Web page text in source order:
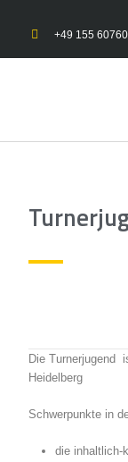
+49 155
Die Turnerjugend
Heidelberg
Schwerpunkte in
die inhaltlich-